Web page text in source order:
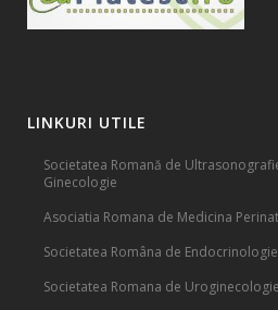
LINKURI UTILE
Societatea Romană de
Ginecologie
Asociatia Romana de Medicina
Societatea Româna de
Societatea Romana de Uroginecologie